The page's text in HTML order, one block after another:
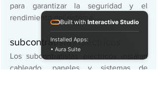
para garantizar la seguridad y el
rendimiento del sistema.
subcontratistas eléctricos
Los subcontratistas eléctricos instalan
cableado, paneles y sistemas de
Built with Interactive Studio
Installed Apps:
• Aura Suite